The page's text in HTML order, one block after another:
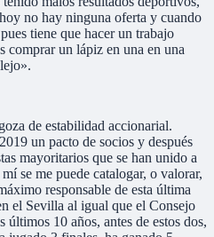
no hay ninguna oferta y cuando
tiene que hacer un trabajo
comprar un lápiz en una en una
de estabilidad accionarial.
un pacto de socios y después
mayoritarios que se han unido a
se me puede catalogar, o valorar,
responsable de esta última
el Sevilla al igual que el Consejo
10 años, antes de estos dos,